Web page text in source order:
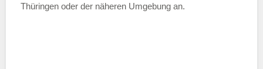
Thüringen oder der näheren Umgebung an.